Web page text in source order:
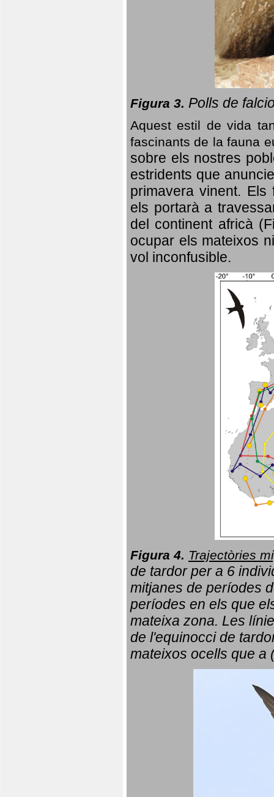
Figura 3. Polls de
Aquest estil de vida
fascinants de la fauna
sobre els nostres
estridents que
primavera vinent. Els
els portarà a
del continent africà
ocupar els mateixos
vol inconfusible.
Figura 4. Trajectòries
de tardor per a 6
mitjanes de períodes
períodes en els que
mateixa zona. Les
de l'equinocci de
mateixos ocells que a